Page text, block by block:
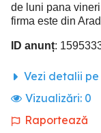
de luni pana
firma este din Arad
ID anunț:
Vezi detalii
Vizualizări: 0
Raportează